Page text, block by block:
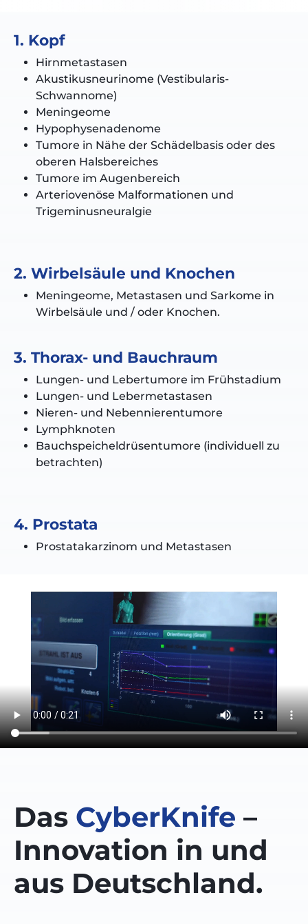
1. Kopf
Hirnmetastasen
Akustikusneurinome (Vestibularis-
Schwannome)
Meningeome
Hypophysenadenome
Tumore in Nähe der Schädelbasis oder des
oberen Halsbereiches
Tumore im Augenbereich
Arteriovenöse Malformationen und
Trigeminusneuralgie
2. Wirbelsäule und Knochen
Meningeome, Metastasen und Sarkome in
Wirbelsäule und / oder Knochen.
3. Thorax- und Bauchraum
Lungen- und Lebertumore im Frühstadium
Lungen- und Lebermetastasen
Nieren- und Nebennierentumore
Lymphknoten
Bauchspeicheldrüsentumore (individuell zu
betrachten)
4. Prostata
Prostatakarzinom und Metastasen
Das CyberKnife –
Innovation in und
aus Deutschland.